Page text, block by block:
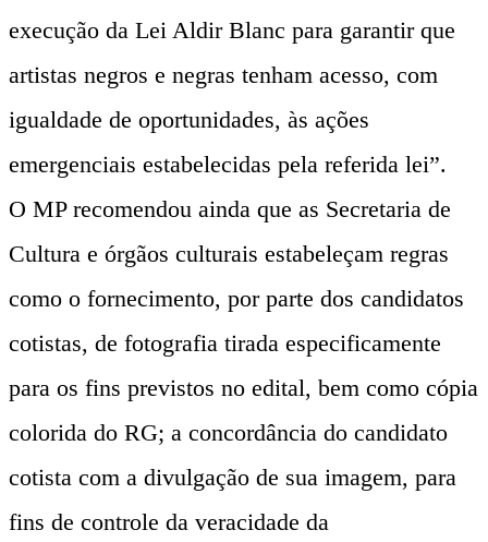
execução da Lei Aldir Blanc para garantir que
artistas negros e negras tenham acesso, com
igualdade de oportunidades, às ações
emergenciais estabelecidas pela referida lei”.
O MP recomendou ainda que as Secretaria de
Cultura e órgãos culturais estabeleçam regras
como o fornecimento, por parte dos candidatos
cotistas, de fotografia tirada especificamente
para os fins previstos no edital, bem como cópia
colorida do RG; a concordância do candidato
cotista com a divulgação de sua imagem, para
fins de controle da veracidade da